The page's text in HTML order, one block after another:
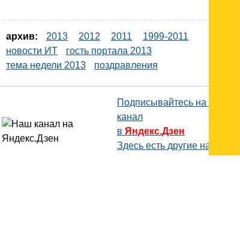
архив: 2013 2012 2011
1999-2011
новости ИТ
гость портала 2013
тема недели 2013
поздравления
Подписывайтесь на наш
канал
в Яндекс.Дзен
Здесь есть другие наши